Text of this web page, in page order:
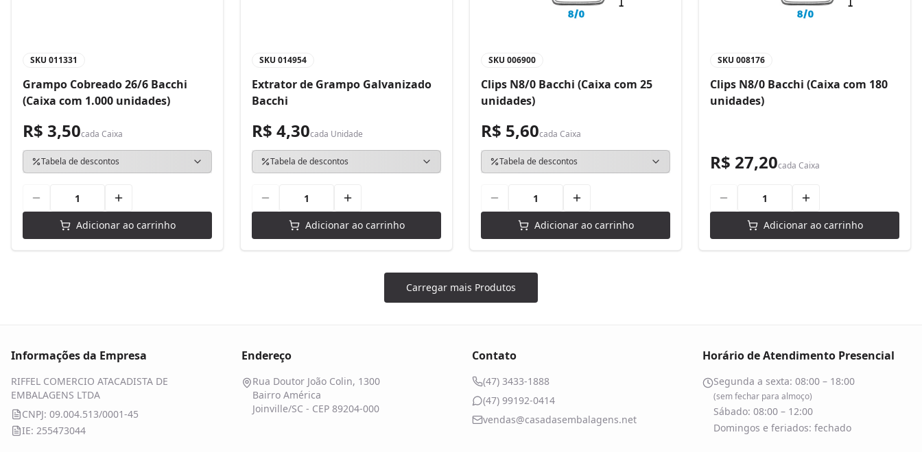
SKU 011331
Grampo Cobreado 26/6 Bacchi
(Caixa com 1.000 unidades)
R$ 3,50cada Caixa
Tabela de descontos
Adicionar ao carrinho
SKU 014954
Extrator de Grampo Galvanizado
Bacchi
R$ 4,30cada Unidade
Tabela de descontos
Adicionar ao carrinho
SKU 006900
Clips N8/0 Bacchi (Caixa com 25
unidades)
R$ 5,60cada Caixa
Tabela de descontos
Adicionar ao carrinho
SKU 008176
Clips N8/0 Bacchi (Caixa com 180
unidades)
R$ 27,20cada Caixa
Adicionar ao carrinho
Carregar mais Produtos
Informações da Empresa
RIFFEL COMERCIO ATACADISTA DE
EMBALAGENS LTDA
CNPJ: 09.004.513/0001-45
IE: 255473044
Endereço
Rua Doutor João Colin, 1300
Bairro América
Joinville/SC - CEP 89204-000
Contato
(47) 3433-1888
(47) 99192-0414
vendas@casadasembalagens.net
Horário de Atendimento Presencial
Segunda a sexta: 08:00 – 18:00
(sem fechar para almoço)
Sábado: 08:00 – 12:00
Domingos e feriados: fechado